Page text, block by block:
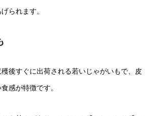
られます。
後すぐに出荷される若いじゃがいもで、皮
感が特徴です。